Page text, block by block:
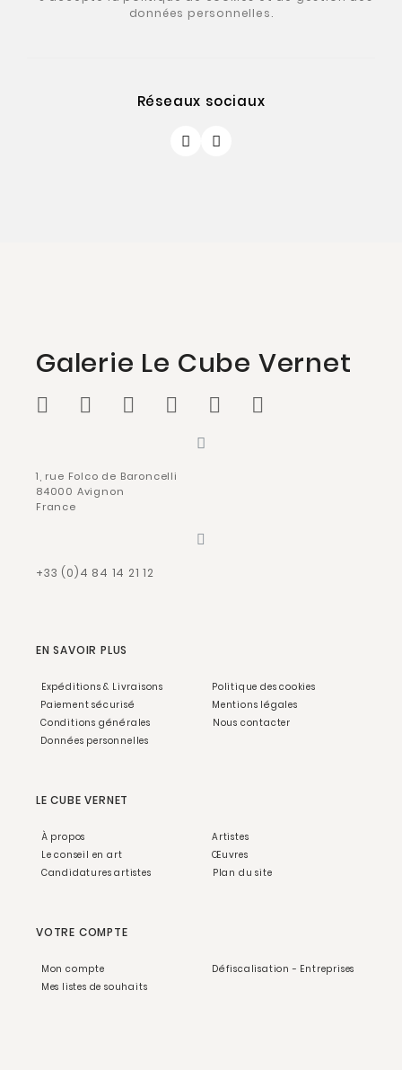
données personnelles.
Réseaux sociaux
Galerie Le Cube Vernet
1, rue Folco de Baroncelli
84000 Avignon
France
+33 (0)4 84 14 21 12
EN SAVOIR PLUS
Expéditions & Livraisons
Paiement sécurisé
Conditions générales
Données personnelles
Politique des cookies
Mentions légales
Nous contacter
LE CUBE VERNET
À propos
Le conseil en art
Candidatures artistes
Artistes
Œuvres
Plan du site
VOTRE COMPTE
Mon compte
Mes listes de souhaits
Défiscalisation - Entreprises